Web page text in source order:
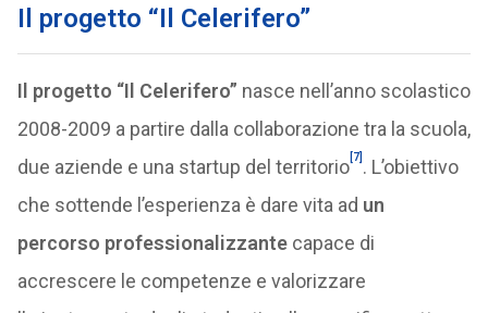
Il progetto “Il Celerifero”
Il progetto “Il Celerifero” nasce nell’anno scolastico
2008-2009 a partire dalla collaborazione tra la scuola,
due aziende e una startup del territorio[7] . L’obiettivo
che sottende l’esperienza è dare vita ad un
percorso professionalizzantecapace di
accrescere le competenze e valorizzare